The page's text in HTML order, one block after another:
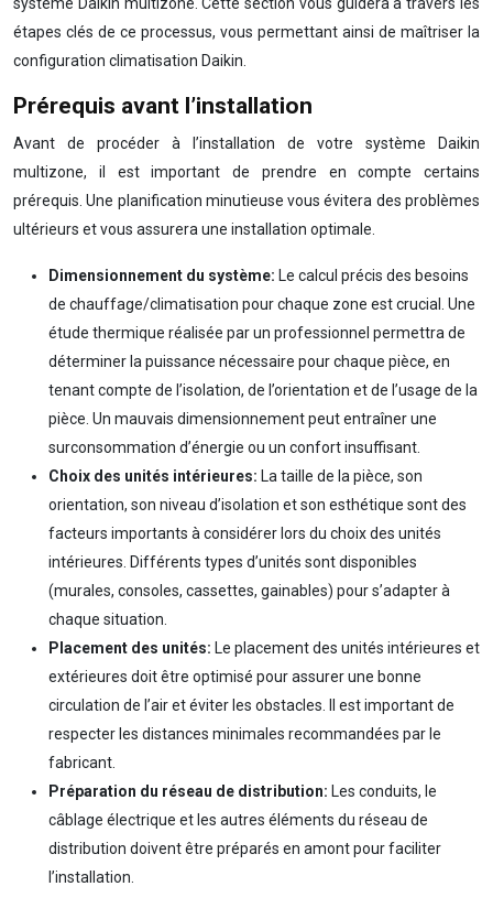
système Daikin multizone. Cette section vous guidera à travers les
étapes clés de ce processus, vous permettant ainsi de maîtriser la
configuration climatisation Daikin.
Prérequis avant l’installation
Avant de procéder à l’installation de votre système Daikin
multizone, il est important de prendre en compte certains
prérequis. Une planification minutieuse vous évitera des problèmes
ultérieurs et vous assurera une installation optimale.
Dimensionnement du système: Le calcul précis des besoins
de chauffage/climatisation pour chaque zone est crucial. Une
étude thermique réalisée par un professionnel permettra de
déterminer la puissance nécessaire pour chaque pièce, en
tenant compte de l’isolation, de l’orientation et de l’usage de la
pièce. Un mauvais dimensionnement peut entraîner une
surconsommation d’énergie ou un confort insuffisant.
Choix des unités intérieures: La taille de la pièce, son
orientation, son niveau d’isolation et son esthétique sont des
facteurs importants à considérer lors du choix des unités
intérieures. Différents types d’unités sont disponibles
(murales, consoles, cassettes, gainables) pour s’adapter à
chaque situation.
Placement des unités: Le placement des unités intérieures et
extérieures doit être optimisé pour assurer une bonne
circulation de l’air et éviter les obstacles. Il est important de
respecter les distances minimales recommandées par le
fabricant.
Préparation du réseau de distribution: Les conduits, le
câblage électrique et les autres éléments du réseau de
distribution doivent être préparés en amont pour faciliter
l’installation.